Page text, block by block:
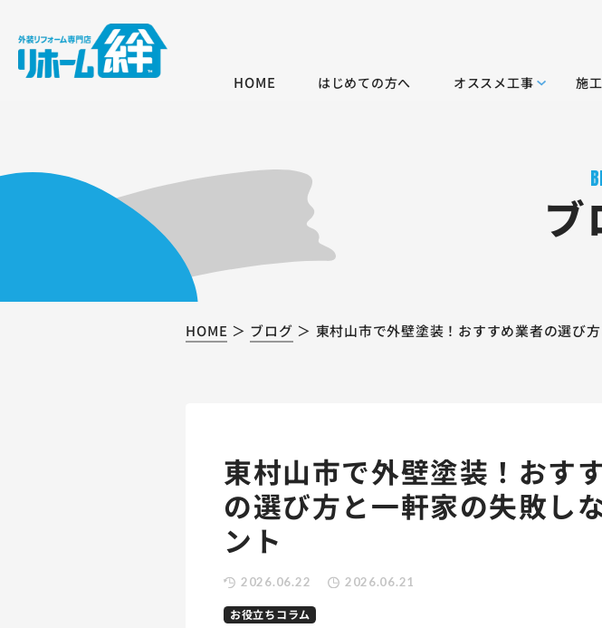
HOME はじめての方へ オススメ工事 施
ブ
HOME ブログ 東村山市で外壁塗装！おすすめ業者の選び
東村山市で外壁塗装！おす
の選び方と一軒家の失敗し
ント
2026.06.22 2026.06.21
お役立ちコラム